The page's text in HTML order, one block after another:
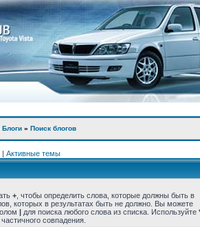
Блоги » Поиск блогов
| Активные темы
+ , чтобы определить слова, которые должны быть в
которых в результатах быть не должно. Вы можете
| для поиска любого слова из списка. Используйте
совпадения.